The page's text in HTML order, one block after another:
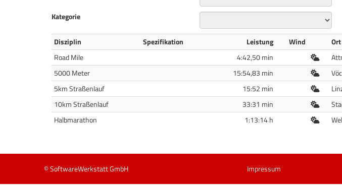
Kategorie
Disziplin Spezifikation Leistung Wind Ort
Road Mile
4:42,50 min Freiluft
5000 Meter
15:54,83 min Freiluft
5km Straßenlauf
15:52 min Freiluft
10km Straßenlauf
33:31 min Freiluft
Halbmarathon
1:13:14 h Freiluft
© SoftwareWerkstatt GmbH Impressum